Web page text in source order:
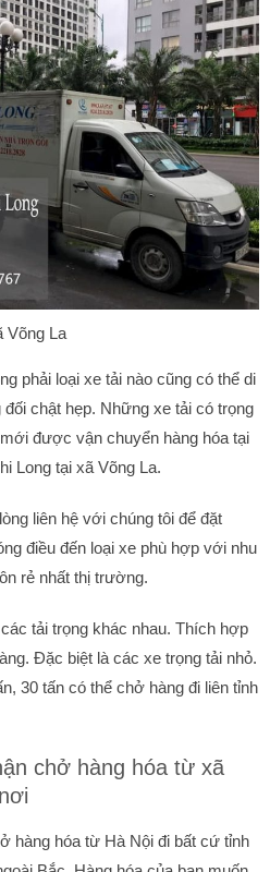
Võng La
phải loại xe tải nào cũng có thể di
chật hẹp. Những xe tải có trọng
được vận chuyển hàng hóa tại
Long tại xã Võng La.
liên hệ với chúng tôi để đặt
điều đến loại xe phù hợp với nhu
rẻ nhất thị trường.
tải trọng khác nhau. Thích hợp
Đặc biệt là các xe trọng tải nhỏ.
30 tấn có thể chở hàng đi liên tỉnh
chở hàng hóa từ xã
hàng hóa từ Hà Nội đi bất cứ tỉnh